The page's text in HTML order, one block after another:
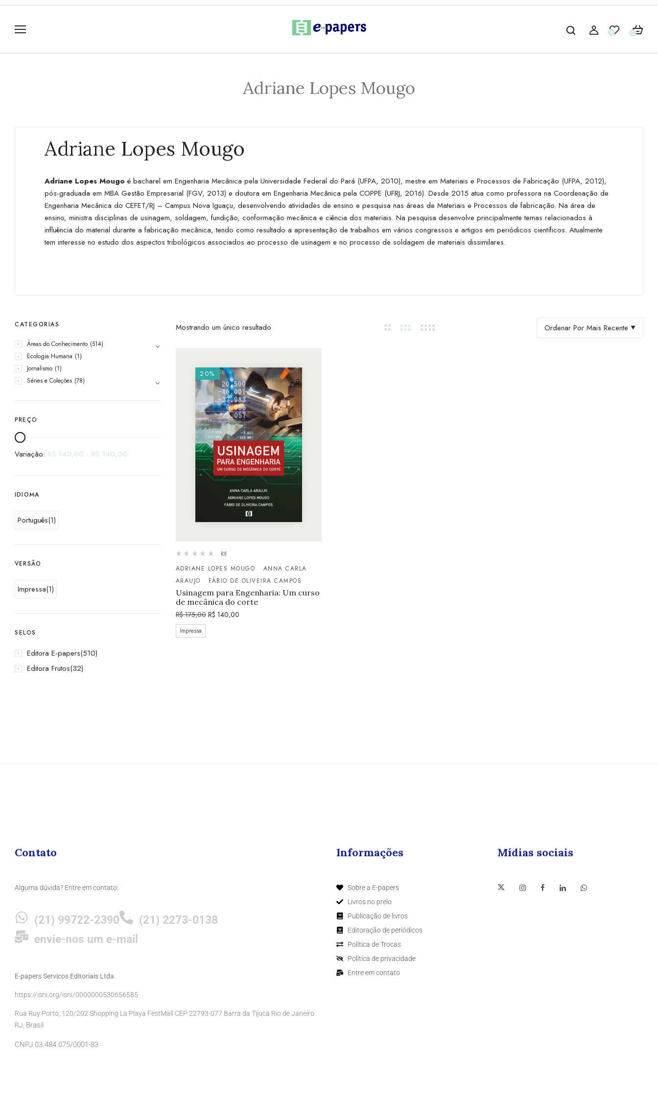
0 0
Adriane Lopes Mougo
Adriane Lopes Mougo
Adriane Lopes Mougo é bacharel em Engenharia Mecânica pela Universidade Federal do Pará (UFPA, 2010), mestre em Materiais e Processos de Fabricação (UFPA, 2012),
pós-graduada em MBA Gestão Empresarial (FGV, 2013) e doutora em Engenharia Mecânica pela COPPE (UFRJ, 2016). Desde 2015 atua como professora na Coordenação de
Engenharia Mecânica do CEFET/RJ – Campus Nova Iguaçu, desenvolvendo atividades de ensino e pesquisa nas áreas de Materiais e Processos de fabricação. Na área de
ensino, ministra disciplinas de usinagem, soldagem, fundição, conformação mecânica e ciência dos materiais. Na pesquisa desenvolve principalmente temas relacionados à
influência do material durante a fabricação mecânica, tendo como resultado a apresentação de trabalhos em vários congressos e artigos em periódicos científicos. Atualmente
tem interesse no estudo dos aspectos tribológicos associados ao processo de usinagem e no processo de soldagem de materiais dissimilares.
CATEGORIAS
Áreas do Conhecimento (514)
Ecologia Humana (1)
Jornalismo (1)
Séries e Coleções (78)
PREÇO
Variação: R$ 140,00 - R$ 140,00
IDIOMA
Português(1)
VERSÃO
Impressa(1)
SELOS
Editora E-papers(510)
Editora Frutos(32)
Mostrando um único resultado Ordenar Por Mais Recente
20%
(0)
ADRIANE LOPES MOUGO
ANNA CARLA
ARAUJO
FÁBIO DE OLIVEIRA CAMPOS
Usinagem para Engenharia: Um curso
de mecânica do corte
R$175,00 R$ 140,00
Impressa
Contato
Alguma dúvida? Entre em contato:
(21) 99722-2390
(21) 2273-0138
envie-nos um e-mail
E-papers Servicos Editoriais Ltda.
https://isni.org/isni/0000000530656585
Rua Ruy Porto, 120/202 Shopping La Playa FestMall CEP 22793-077 Barra da Tijuca Rio de Janeiro
RJ, Brasil
CNPJ 03.484.075/0001-83
Informações
Sobre a E-papers
Livros no prelo
Publicação de livros
Editoração de periódicos
Política de Trocas
Política de privacidade
Entre em contato
Mídias sociais